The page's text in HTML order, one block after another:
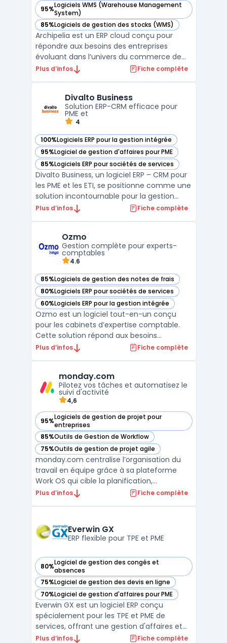
95%Logiciels WMS (Warehouse Management
System)
— voir Archipelia dans cette catégorie
85%Logiciels de gestion des stocks (WMS)
— voir Archipelia dans cette catégorie
Archipelia est un ERP cloud conçu pour
répondre aux besoins des entreprises
évoluant dans l’univers du commerce de
détail, avec une approche centrée sur la
processus de vente, de stock, de logistique
et de relation clie ...
Plus d’infos Fiche complète
Divalto Business
Solution ERP-CRM efficace pour
PME et
4
100%Logiciels ERP pour la gestion intégrée
— voir Divalto Business dans cette catégorie
95%Logiciel de gestion d'affaires pour PME
— voir Divalto Business dans cette catégorie
85%Logiciels ERP pour sociétés de services
— voir Divalto Business dans cette catégorie
Divalto Business, un logiciel ERP – CRM pour
les PME et les ETI, se positionne comme une
solution incontournable pour la gestion
d'entreprise. Conçu pour améliorer
d'automatisation des processus d'affaires,
rendant les tâches admin ...
Plus d’infos Fiche complète
Ozmo
Gestion complète pour experts-
comptables
4.6
85%Logiciels de gestion des notes de frais
— voir Ozmo dans cette catégorie
80%Logiciels ERP pour sociétés de services
— voir Ozmo dans cette catégorie
60%Logiciels ERP pour la gestion intégrée
— voir Ozmo dans cette catégorie
Ozmo est un logiciel tout-en-un conçu
pour les cabinets d’expertise comptable.
Cette solution répond aux besoins
spécifiques des experts-comptables en
administratifs et la conformité légale. Avec
son interface intuitive, Oz ...
Plus d’infos Fiche complète
monday.com
Pilotez vos tâches et automatisez le
suivi d'activité
4,6
95%Logiciels de gestion de projet pour
entreprises
— voir monday.com dans cette catégorie
85%Outils de Gestion de Workflow
— voir monday.com dans cette catégorie
75%Outils de gestion de projet agile
— voir monday.com dans cette catégorie
monday.com centralise l’organisation du
travail en équipe grâce à sa plateforme
Work OS qui cible la planification,
l’exécution et la livraison de projets sur une
opérationnels accèdent à un suivi précis,
sans devoir multipl ...
Plus d’infos Fiche complète
Everwin GX
ERP flexible pour TPE et PME
80%Logiciel de gestion des congés et
absences
— voir Everwin GX dans cette catégorie
75%Logiciel de gestion des devis en ligne
— voir Everwin GX dans cette catégorie
70%Logiciel de gestion d'affaires pour PME
— voir Everwin GX dans cette catégorie
Everwin GX est un logiciel ERP conçu
spécialement pour les TPE et PME de
services, offrant une gestion d'affaires et
de projets efficace et intégrée. Ce ERP
Plus d’infos Fiche complète